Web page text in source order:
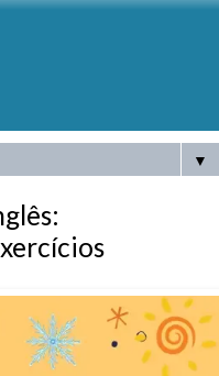
▼